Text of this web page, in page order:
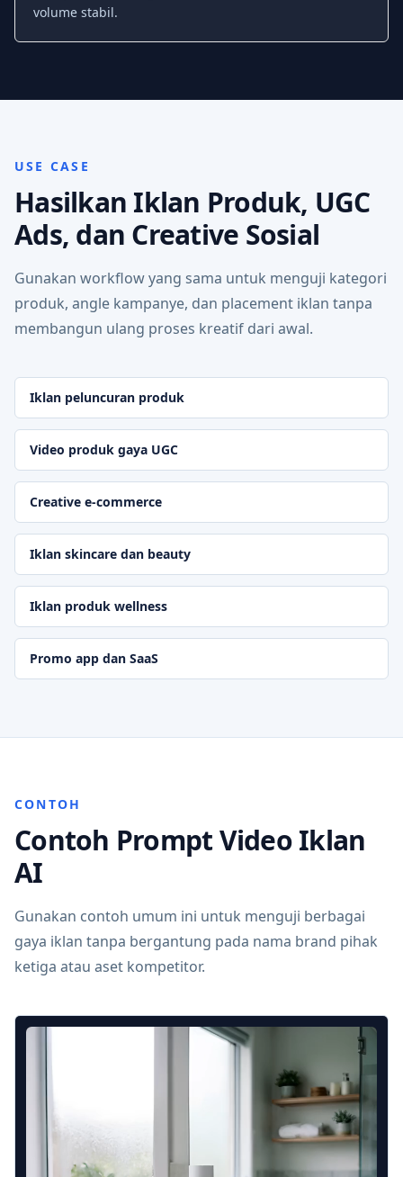
volume stabil.
USE CASE
Hasilkan Iklan Produk, UGC
Ads, dan Creative Sosial
Gunakan workflow yang sama untuk menguji kategori
produk, angle kampanye, dan placement iklan tanpa
membangun ulang proses kreatif dari awal.
Iklan peluncuran produk
Video produk gaya UGC
Creative e-commerce
Iklan skincare dan beauty
Iklan produk wellness
Promo app dan SaaS
CONTOH
Contoh Prompt Video Iklan
AI
Gunakan contoh umum ini untuk menguji berbagai
gaya iklan tanpa bergantung pada nama brand pihak
ketiga atau aset kompetitor.